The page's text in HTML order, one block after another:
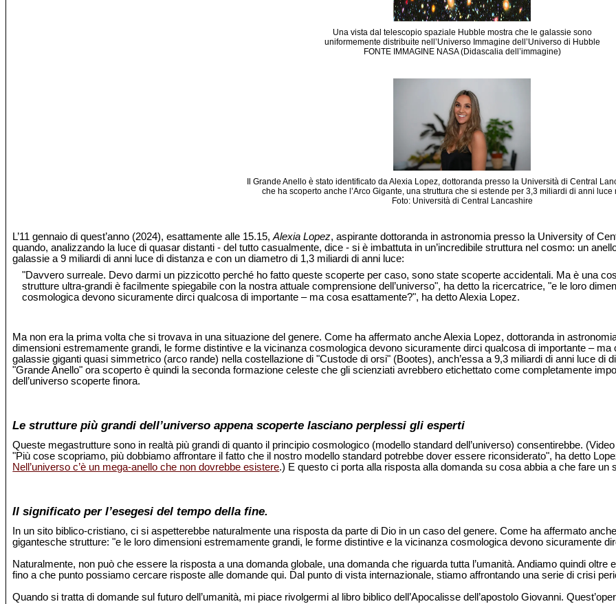
Una vista dal telescopio spaziale Hubble mostra che le galassie sono
uniformemente distribuite nell’Universo Immagine dell’Universo di Hubble
FONTE IMMAGINE NASA (Didascalia dell’immagine)
Il Grande Anello è stato identificato da Alexia Lopez, dottoranda presso la Università di Central
che ha scoperto anche l’Arco Gigante, una struttura che si estende per 3,3 miliardi di anni luce
Foto: Università di Central Lancashire
L’11 gennaio di quest’anno (2024), esattamente alle 15.15,Alexia Lopez, aspirante dottoranda in astronomia presso la University of
quando, analizzando la luce di quasar distanti - del tutto casualmente, dice - si è imbattuta in un’incredibile struttura nel cosmo: un
galassie a 9 miliardi di anni luce di distanza e con un diametro di 1,3 miliardi di anni luce:
"Davvero surreale. Devo darmi un pizzicotto perché ho fatto queste scoperte per caso, sono state scoperte accidentali. Ma è una
strutture ultra-grandi è facilmente spiegabile con la nostra attuale comprensione dell’universo", ha detto la ricercatrice, "e le loro
cosmologica devono sicuramente dirci qualcosa di importante – ma cosa esattamente?", ha detto Alexia Lopez.
Ma non era la prima volta che si trovava in una situazione del genere. Come ha affermato anche Alexia Lopez, dottoranda in
dimensioni estremamente grandi, le forme distintive e la vicinanza cosmologica devono sicuramente dirci qualcosa di importante –
galassie giganti quasi simmetrico (arco rande) nella costellazione di "Custode di orsi" (Bootes), anch’essa a 9,3 miliardi di anni luce di
"Grande Anello" ora scoperto è quindi la seconda formazione celeste che gli scienziati avrebbero etichettato come completamente
dell’universo scoperte finora.
Le strutture più grandi dell’universo appena scoperte lasciano perplessi gli esperti
Queste megastrutture sono in realtà più grandi di quanto il principio cosmologico (modello standard dell’universo) consentirebbe.
"Più cose scopriamo, più dobbiamo affrontare il fatto che il nostro modello standard potrebbe dover essere riconsiderato", ha detto
Nell’universo c’è un mega-anello che non dovrebbe esistere.) E questo ci porta alla risposta alla domanda su cosa abbia a che fare
Il significato per l’esegesi del tempo della fine.
In un sito biblico-cristiano, ci si aspetterebbe naturalmente una risposta da parte di Dio in un caso del genere. Come ha affermato
gigantesche strutture: "e le loro dimensioni estremamente grandi, le forme distintive e la vicinanza cosmologica devono sicuramente
Naturalmente, non può che essere la risposta a una domanda globale, una domanda che riguarda tutta l’umanità. Andiamo quindi
fino a che punto possiamo cercare risposte alle domande qui. Dal punto di vista internazionale, stiamo affrontando una serie di crisi
Quando si tratta di domande sul futuro dell’umanità, mi piace rivolgermi al libro biblico dell’Apocalisse dell’apostolo Giovanni.